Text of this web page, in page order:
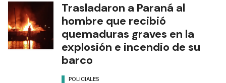
Trasladaron a Paraná al
hombre que recibió
quemaduras graves en la
explosión e incendio de su
barco
POLICIALES